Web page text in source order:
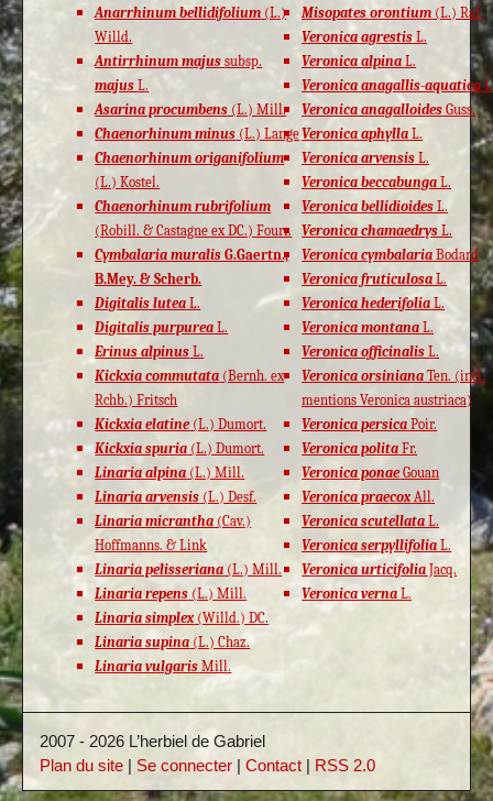
Anarrhinum bellidifolium (L.)
Willd.
Antirrhinum majussubsp.
majusL.
Asarina procumbens (L.) Mill.
Chaenorhinum minus (L.) Lange
Chaenorhinum origanifolium
(L.) Kostel.
Chaenorhinum rubrifolium
(Robill. & Castagne ex DC.) Fourr.
Cymbalaria muralis G.Gaertn.,
B.Mey. & Scherb.
Digitalis lutea L.
Digitalis purpurea L.
Erinus alpinus L.
Kickxia commutata (Bernh. ex
Rchb.) Fritsch
Kickxia elatine(L.) Dumort.
Kickxia spuria (L.) Dumort.
Linaria alpina (L.) Mill.
Linaria arvensis (L.) Desf.
Linaria micrantha (Cav.)
Hoffmanns. & Link
Linaria pelisseriana (L.) Mill.
Linaria repens (L.) Mill.
Linaria simplex(Willd.) DC.
Linaria supina (L.) Chaz.
Linaria vulgaris Mill.
Misopates orontium (L.) Raf.
Veronica agrestis L.
Veronica alpina L.
Veronica anagallis-aquatica
Veronica anagalloides Guss.
Veronica aphylla L.
Veronica arvensis L.
Veronica beccabunga L.
Veronica bellidioides L.
Veronica chamaedrys L.
Veronica cymbalaria Bodard
Veronica fruticulosa L.
Veronica hederifolia L.
Veronica montana L.
Veronica officinalis L.
Veronica orsiniana Ten. (incl.
mentions Veronica austriaca)
Veronica persica Poir.
Veronica polita Fr.
Veronica ponaeGouan
Veronica praecoxAll.
Veronica scutellata L.
Veronica serpyllifolia L.
Veronica urticifolia Jacq.
Veronica verna L.
2007 - 2026 L’herbiel de Gabriel
Plan du site | Se connecter |Contact | RSS 2.0